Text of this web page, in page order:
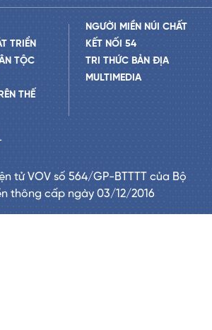
TRIỂN
TỘC
THẾ
NGƯỜI MIỀN NÚI CHẤT
KẾT NỐI 54
TRI THỨC BẢN ĐỊA
MULTIMEDIA
tử VOV số 564/GP-BTTTT của Bộ
thông cấp ngày 03/12/2016